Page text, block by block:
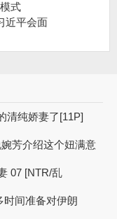
式
近平会面
清纯娇妻了[11P]
芳介绍这个妞满意
07 [NTR/乱
时间准备对伊朗